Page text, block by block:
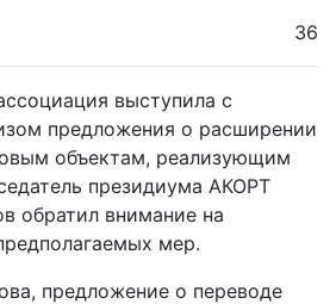
36
выступила с
предложения о расширении
объектам, реализующим
президиума АКОРТ
обратил внимание на
мер.
предложение о переводе